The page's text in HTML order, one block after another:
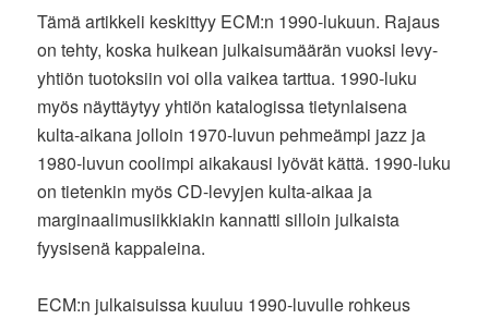
Tämä artikkeli keskittyy ECM:n 1990-lukuun. Rajaus
on tehty, koska huikean julkaisumäärän vuoksi levy-
yhtiön tuotoksiin voi olla vaikea tarttua. 1990-luku
myös näyttäytyy yhtiön katalogissa tietynlaisena
kulta-aikana jolloin 1970-luvun pehmeämpi jazz ja
1980-luvun coolimpi aikakausi lyövät kättä. 1990-luku
on tietenkin myös CD-levyjen kulta-aikaa ja
marginaalimusiikkiakin kannatti silloin julkaista
fyysisenä kappaleina.
ECM:n julkaisuissa kuuluu 1990-luvulle rohkeus